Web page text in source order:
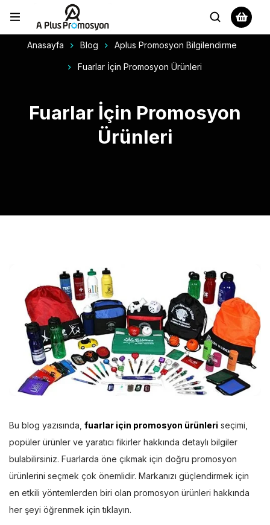
Anasayfa Blog Aplus Promosyon Bilgilendirme
Fuarlar İçin Promosyon Ürünleri
Fuarlar İçin Promosyon
Ürünleri
Bu blog yazısında, fuarlar için promosyon ürünleri seçimi,
popüler ürünler ve yaratıcı fikirler hakkında detaylı bilgiler
bulabilirsiniz. Fuarlarda öne çıkmak için doğru promosyon
ürünlerini seçmek çok önemlidir. Markanızı güçlendirmek için
en etkili yöntemlerden biri olan promosyon ürünleri hakkında
her şeyi öğrenmek için tıklayın.